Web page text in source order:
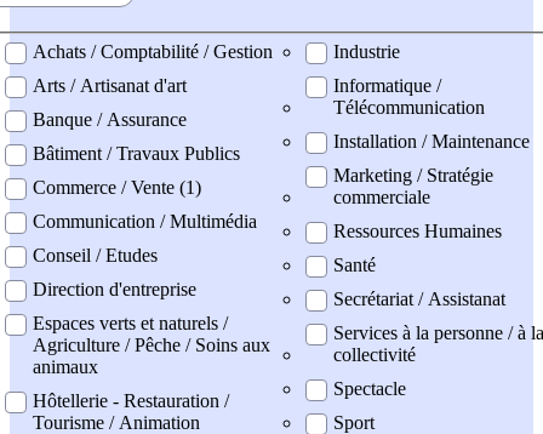
professionel
Achats / Comptabilité / Gestion
Arts / Artisanat d'art
Banque / Assurance
Bâtiment / Travaux Publics
Commerce / Vente (1)
Communication / Multimédia
Conseil / Etudes
Direction d'entreprise
Espaces verts et naturels /
Agriculture / Pêche / Soins aux
animaux
Hôtellerie - Restauration /
Tourisme / Animation
Industrie
Informatique /
Télécommunication
Installation / Maintenance
Marketing / Stratégie
commerciale
Ressources Humaines
Santé
Secrétariat / Assistanat
Services à la personne / à la
collectivité
Spectacle
Sport